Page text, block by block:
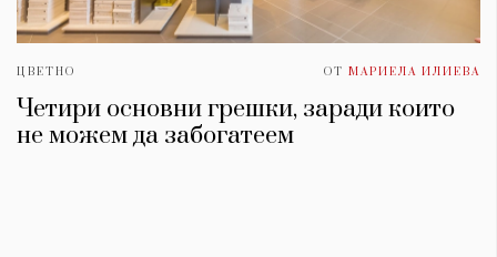
ЦВЕТНО ОТ МАРИЕЛА ИЛИЕВА
Четири основни грешки, заради които
не можем да забогатеем